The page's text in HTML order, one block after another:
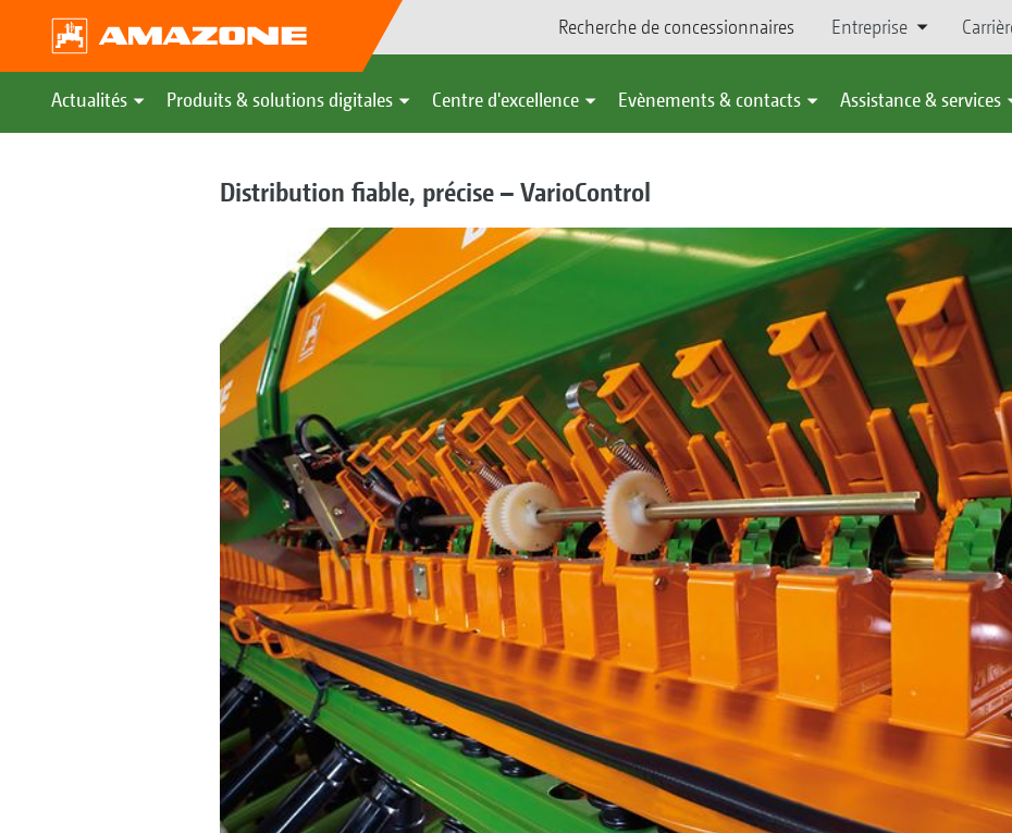
Recherche de concessionnaires Entreprise
Actualités Produits & solutions digitales Centre d'excellence Evènements & contacts Assistance & services
Distribution fiable, précise – VarioControl